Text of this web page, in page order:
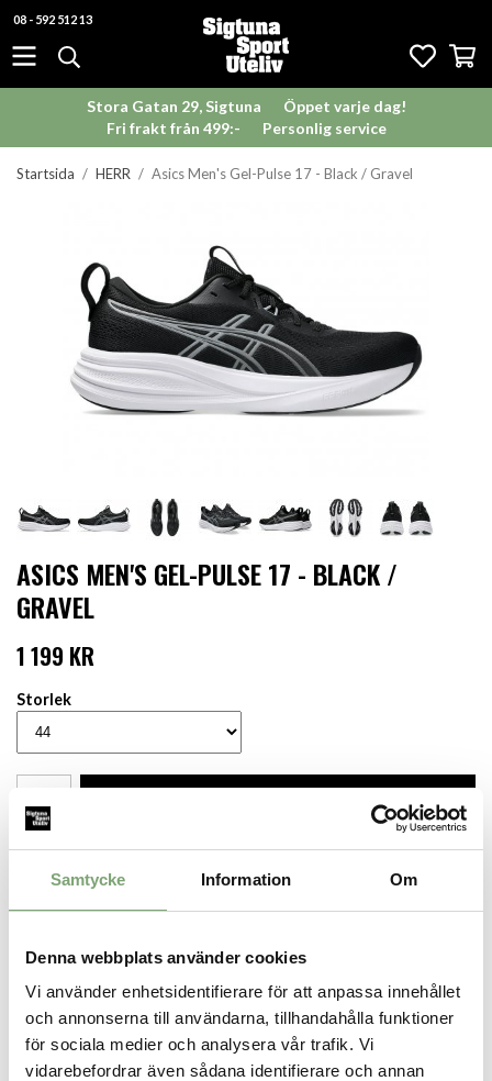
Samtycke Information Om
Denna webbplats använder cookies
Vi använder enhetsidentifierare för att anpassa innehållet
och annonserna till användarna, tillhandahålla funktioner
för sociala medier och analysera vår trafik. Vi
vidarebefordrar även sådana identifierare och annan
08 - 592 512 13
Stora Gatan 29, Sigtuna
Öppet varje dag!
Fri frakt från 499:-
Personlig service
Startsida / HERR / Asics Men's Gel-Pulse 17 - Black / Gravel
ASICS MEN'S GEL-PULSE 17 - BLACK /
GRAVEL
1 199 KR
Storlek
Produktbeskrivning:
genom att lägga till 2 mm skum i mellansulan. Detta
dämpningsmaterial är utvecklat med FF BLAST- och GEL-tekniker
för en mjuk och bekväm löpupplevelse.
Specifikation:
UNDERLAG: Väg